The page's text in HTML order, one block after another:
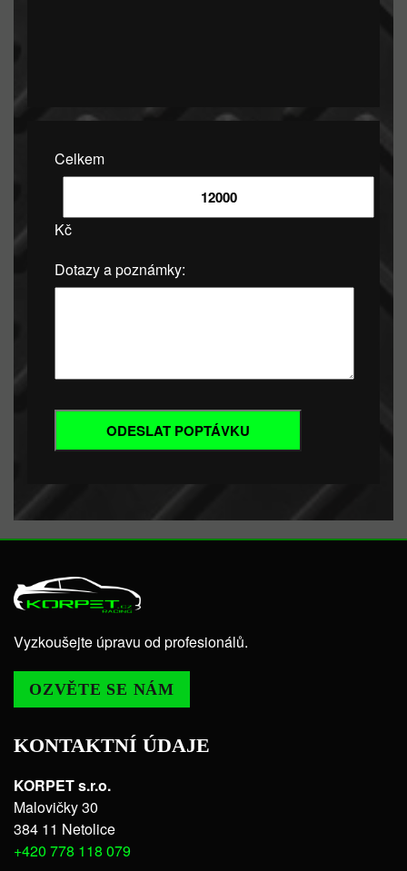
Celkem
Kč
Dotazy a poznámky:
Vyzkoušejte úpravu od profesionálů.
OZVĚTE SE NÁM
KONTAKTNÍ ÚDAJE
KORPET s.r.o.
Malovičky 30
384 11 Netolice
+420 778 118 079